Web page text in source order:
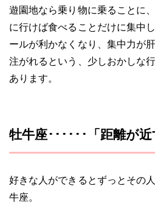
遊園地なら乗り物に乗ることに
に行けば食べることだけに集中
ールが利かなくなり、集中力が
注がれるという、少しおかしな
あります。
牡牛座･･････「距離が
好きな人ができるとずっとその
牛座。